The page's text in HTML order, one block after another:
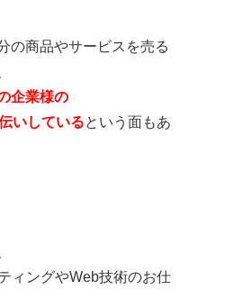
の商品やサービスを売る
企業様の
いしているという面もあ
ィングやWeb技術のお仕